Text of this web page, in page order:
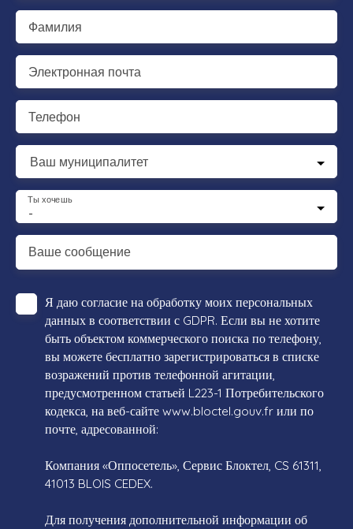
Фамилия
Электронная почта
Телефон
Ваш муниципалитет
-
Ты хочешь
Ваше сообщение
Я даю согласие на обработку моих персональных
данных в соответствии с GDPR. Если вы не хотите
быть объектом коммерческого поиска по телефону,
вы можете бесплатно зарегистрироваться в списке
возражений против телефонной агитации,
предусмотренном статьей L223-1 Потребительского
кодекса, на веб-сайте www.bloctel.gouv.fr или по
почте, адресованной:
Компания «Оппосетель», Сервис Блоктел, CS 61311,
41013 BLOIS CEDEX.
Для получения дополнительной информации об